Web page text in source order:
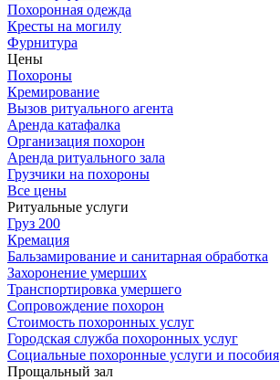
Похоронная одежда
Кресты на могилу
Фурнитура
Цены
Похороны
Кремирование
Вызов ритуального агента
Аренда катафалка
Организация похорон
Аренда ритуального зала
Грузчики на похороны
Все цены
Ритуальные услуги
Груз 200
Кремация
Бальзамирование и санитарная обработка
Захоронение умерших
Транспортировка умершего
Сопровождение похорон
Стоимость похоронных услуг
Городская служба похоронных услуг
Социальные похоронные услуги и пособия
Прощальный зал